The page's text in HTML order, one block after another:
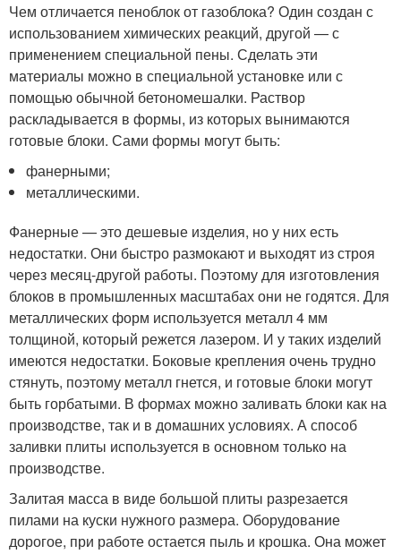
Чем отличается пеноблок от газоблока? Один создан с
использованием химических реакций, другой — с
применением специальной пены. Сделать эти
материалы можно в специальной установке или с
помощью обычной бетономешалки. Раствор
раскладывается в формы, из которых вынимаются
готовые блоки. Сами формы могут быть:
фанерными;
металлическими.
Фанерные — это дешевые изделия, но у них есть
недостатки. Они быстро размокают и выходят из строя
через месяц-другой работы. Поэтому для изготовления
блоков в промышленных масштабах они не годятся. Для
металлических форм используется металл 4 мм
толщиной, который режется лазером. И у таких изделий
имеются недостатки. Боковые крепления очень трудно
стянуть, поэтому металл гнется, и готовые блоки могут
быть горбатыми. В формах можно заливать блоки как на
производстве, так и в домашних условиях. А способ
заливки плиты используется в основном только на
производстве.
Залитая масса в виде большой плиты разрезается
пилами на куски нужного размера. Оборудование
дорогое, при работе остается пыль и крошка. Она может